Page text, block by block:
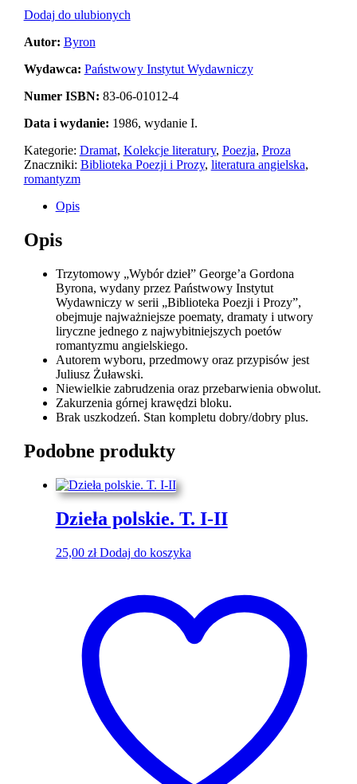
Dodaj do ulubionych
Autor: Byron
Wydawca: Państwowy Instytut Wydawniczy
Numer ISBN: 83-06-01012-4
Data i wydanie: 1986, wydanie I.
Kategorie: Dramat, Kolekcje literatury, Poezja, Proza
Znaczniki: Biblioteka Poezji i Prozy, literatura angielska,
romantyzm
Opis
Opis
Trzytomowy „Wybór dzieł” George’a Gordona
Byrona, wydany przez Państwowy Instytut
Wydawniczy w serii „Biblioteka Poezji i Prozy”,
obejmuje najważniejsze poematy, dramaty i utwory
liryczne jednego z najwybitniejszych poetów
romantyzmu angielskiego.
Autorem wyboru, przedmowy oraz przypisów jest
Juliusz Żuławski.
Niewielkie zabrudzenia oraz przebarwienia obwolut.
Zakurzenia górnej krawędzi bloku.
Brak uszkodzeń. Stan kompletu dobry/dobry plus.
Podobne produkty
Dzieła polskie. T. I-II
25,00 zł Dodaj do koszyka